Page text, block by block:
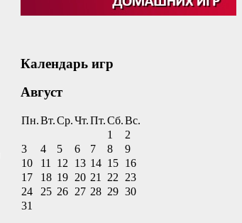
Календарь игр
Август
Пн.Вт.Ср.Чт.Пт.Сб.Вс.
1
2
3
4 5 6 7 8
9
10
11 12 13 14 15 16
17
18 19 20 21 22
23
24
25 26 27 28 29 30
31